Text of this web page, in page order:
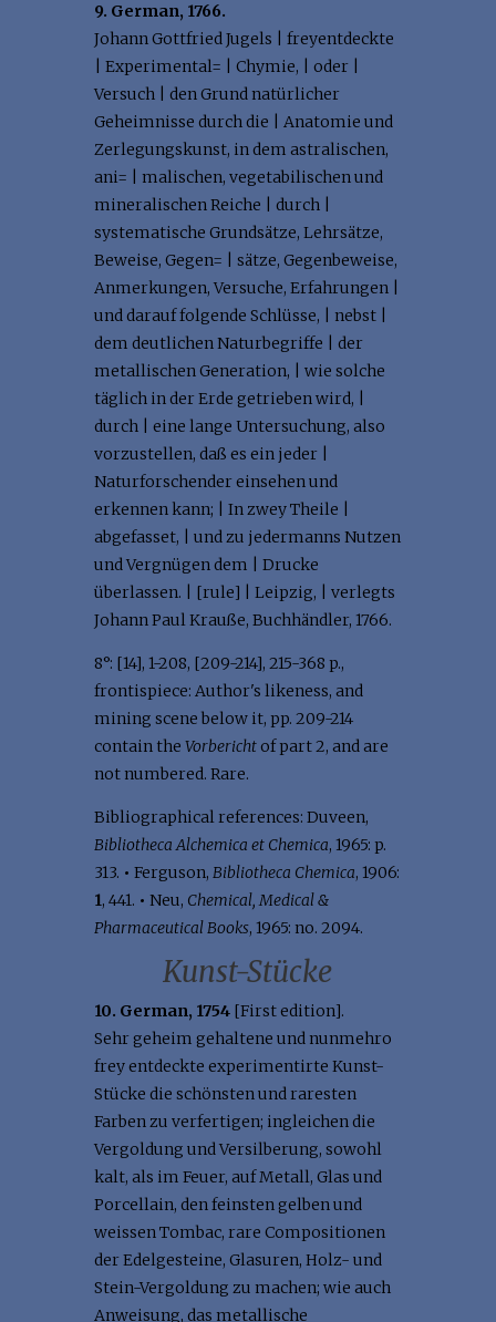
9. German, 1766.
Johann Gottfried Jugels | freyentdeckte
| Experimental= | Chymie, | oder |
Versuch | den Grund natürlicher
Geheimnisse durch die | Anatomie und
Zerlegungskunst, in dem astralischen,
ani= | malischen, vegetabilischen und
mineralischen Reiche | durch |
systematische Grundsätze, Lehrsätze,
Beweise, Gegen= | sätze, Gegenbeweise,
Anmerkungen, Versuche, Erfahrungen |
und darauf folgende Schlüsse, | nebst |
dem deutlichen Naturbegriffe | der
metallischen Generation, | wie solche
täglich in der Erde getrieben wird, |
durch | eine lange Untersuchung, also
vorzustellen, daß es ein jeder |
Naturforschender einsehen und
erkennen kann; | In zwey Theile |
abgefasset, | und zu jedermanns Nutzen
und Vergnügen dem | Drucke
überlassen. | [rule] | Leipzig, | verlegts
Johann Paul Krauße, Buchhändler, 1766.
8°: [14], 1-208, [209-214], 215-368 p.,
frontispiece: Author's likeness, and
mining scene below it, pp. 209-214
contain the Vorberichtof part 2, and are
not numbered. Rare.
Bibliographical references: Duveen,
Bibliotheca Alchemica et Chemica, 1965: p.
313. • Ferguson, Bibliotheca Chemica, 1906:
1, 441. • Neu, Chemical, Medical &
Pharmaceutical Books, 1965: no. 2094.
Kunst-Stücke
10. German, 1754[First edition].
Sehr geheim gehaltene und nunmehro
frey entdeckte experimentirte Kunst-
Stücke die schönsten und raresten
Farben zu verfertigen; ingleichen die
Vergoldung und Versilberung, sowohl
kalt, als im Feuer, auf Metall, Glas und
Porcellain, den feinsten gelben und
weissen Tombac, rare Compositionen
der Edelgesteine, Glasuren, Holz- und
Stein-Vergoldung zu machen; wie auch
Anweisung, das metallische